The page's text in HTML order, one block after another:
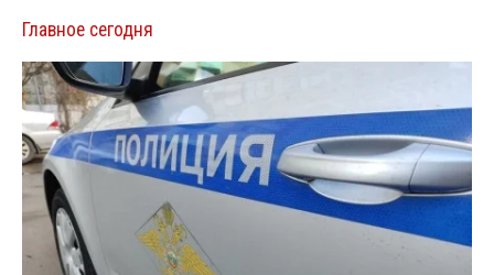
Главное сегодня